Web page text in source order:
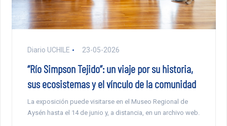
Diario UCHILE 23-05-2026
“Río Simpson Tejido”: un viaje por su historia,
sus ecosistemas y el vínculo de la comunidad
La exposición puede visitarse en el Museo Regional de
Aysén hasta el 14 de junio y, a distancia, en un archivo web.